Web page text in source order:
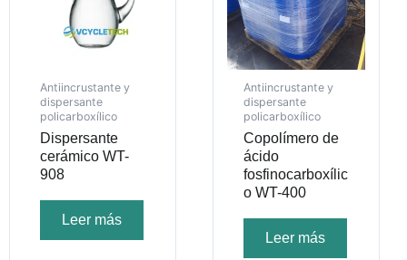
Antiincrustante y
dispersante
policarboxílico
Dispersante
cerámico WT-
908
Leer más
Antiincrustante y
dispersante
policarboxílico
Copolímero de
ácido
fosfinocarboxílic
o WT-400
Leer más